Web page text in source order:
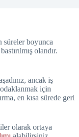
süreler boyunca
olandır.
ancak iş
için
en kısa sürede geri
olarak ortaya